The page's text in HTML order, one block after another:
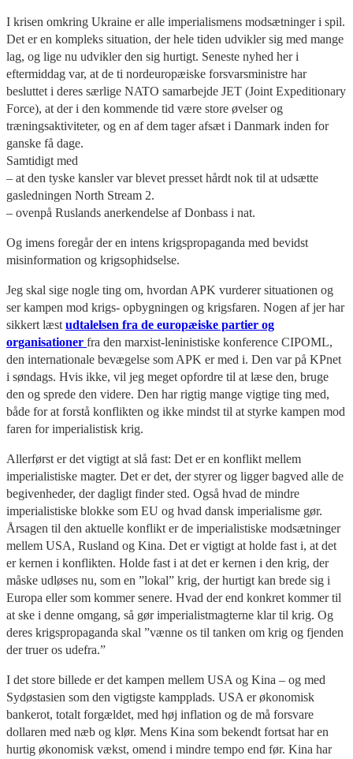
I krisen omkring Ukraine er alle imperialismens modsætninger i spil.
Det er en kompleks situation, der hele tiden udvikler sig med mange
lag, og lige nu udvikler den sig hurtigt. Seneste nyhed her i
eftermiddag var, at de ti nordeuropæiske forsvarsministre har
besluttet i deres særlige NATO samarbejde JET (Joint Expeditionary
Force), at der i den kommende tid være store øvelser og
træningsaktiviteter, og en af dem tager afsæt i Danmark inden for
ganske få dage.
Samtidigt med
– at den tyske kansler var blevet presset hårdt nok til at udsætte
gasledningen North Stream 2.
– ovenpå Ruslands anerkendelse af Donbass i nat.
Og imens foregår der en intens krigspropaganda med bevidst
misinformation og krigsophidselse.
Jeg skal sige nogle ting om, hvordan APK vurderer situationen og
ser kampen mod krigs- opbygningen og krigsfaren. Nogen af jer har
sikkert læst udtalelsen fra de europæiske partier og
organisationer fra den marxist-leninistiske konference CIPOML,
den internationale bevægelse som APK er med i. Den var på KPnet
i søndags. Hvis ikke, vil jeg meget opfordre til at læse den, bruge
den og sprede den videre. Den har rigtig mange vigtige ting med,
både for at forstå konflikten og ikke mindst til at styrke kampen mod
faren for imperialistisk krig.
Allerførst er det vigtigt at slå fast: Det er en konflikt mellem
imperialistiske magter. Det er det, der styrer og ligger bagved alle de
begivenheder, der dagligt finder sted. Også hvad de mindre
imperialistiske blokke som EU og hvad dansk imperialisme gør.
Årsagen til den aktuelle konflikt er de imperialistiske modsætninger
mellem USA, Rusland og Kina. Det er vigtigt at holde fast i, at det
er kernen i konflikten. Holde fast i at det er kernen i den krig, der
måske udløses nu, som en ”lokal” krig, der hurtigt kan brede sig i
Europa eller som kommer senere. Hvad der end konkret kommer til
at ske i denne omgang, så gør imperialistmagterne klar til krig. Og
deres krigspropaganda skal ”vænne os til tanken om krig og fjenden
der truer os udefra.”
I det store billede er det kampen mellem USA og Kina – og med
Sydøstasien som den vigtigste kampplads. USA er økonomisk
bankerot, totalt forgældet, med høj inflation og de må forsvare
dollaren med næb og klør. Mens Kina som bekendt fortsat har en
hurtig økonomisk vækst, omend i mindre tempo end før. Kina har